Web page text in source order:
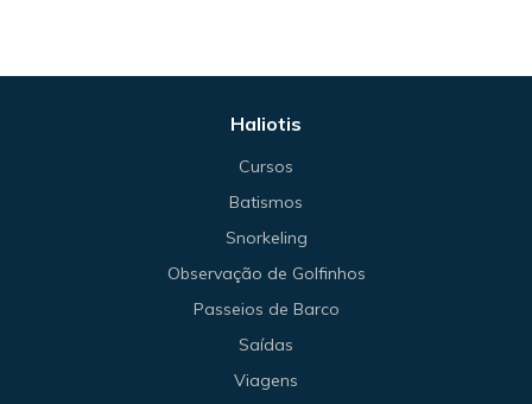
Haliotis
Cursos
Batismos
Snorkeling
Observação de Golfinhos
Passeios de Barco
Saídas
Viagens